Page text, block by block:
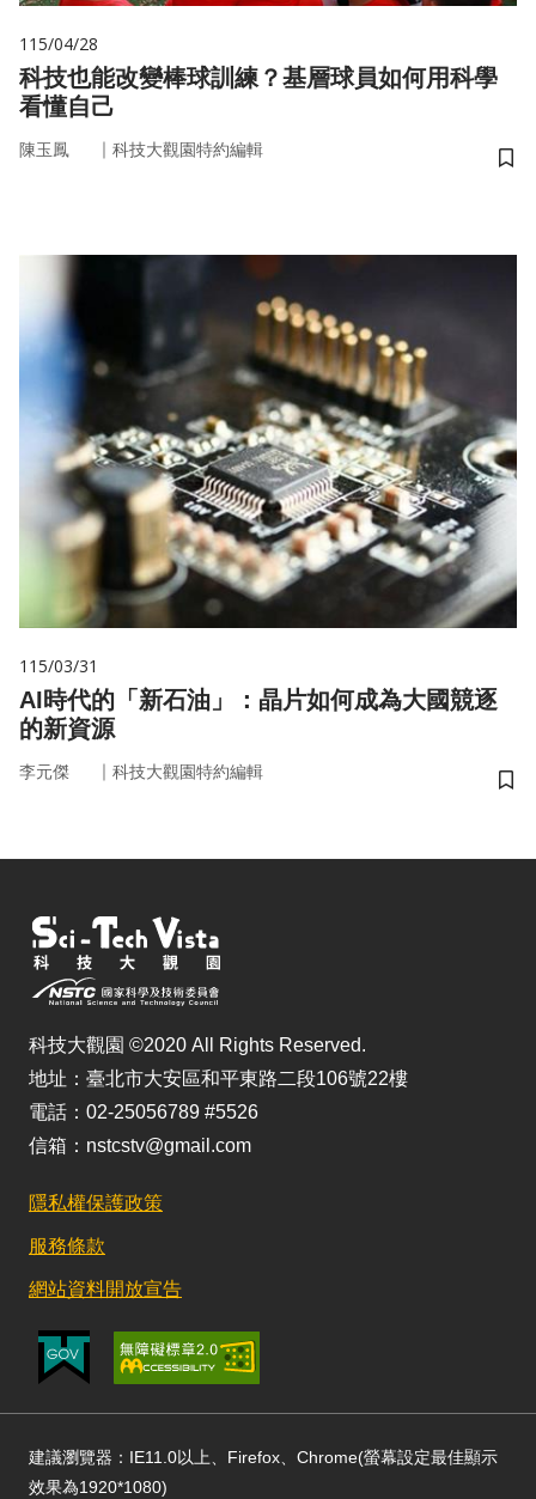
115/04/28
科技也能改變棒球訓練？基層球員如何用科學
看懂自己
陳玉鳳 ｜ 科技大觀園特約編輯
儲
115/03/31
AI時代的「新石油」：晶片如何成為大國競逐
的新資源
李元傑 ｜ 科技大觀園特約編輯
儲
科技大觀園 ©2020 All Rights Reserved.
地址：臺北市大安區和平東路二段106號22樓
電話：02-25056789 #5526
信箱：nstcstv@gmail.com
隱私權保護政策
服務條款
網站資料開放宣告
建議瀏覽器：IE11.0以上、Firefox、Chrome(螢幕設定最佳顯示
效果為1920*1080)